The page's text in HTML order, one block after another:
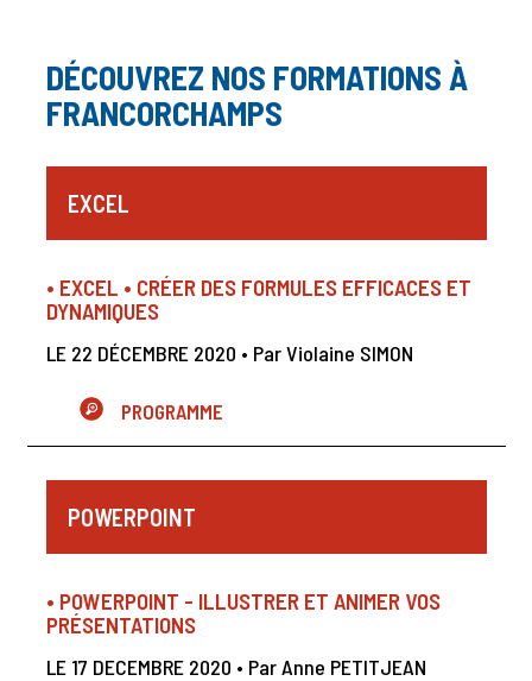
DÉCOUVREZ NOS FORMATIONS À
FRANCORCHAMPS
EXCEL
• EXCEL • CRÉER DES FORMULES EFFICACES ET
DYNAMIQUES
LE 22 DÉCEMBRE 2020 • Par Violaine SIMON
PROGRAMME
POWERPOINT
• POWERPOINT - ILLUSTRER ET ANIMER VOS
PRÉSENTATIONS
LE 17 DECEMBRE 2020 • Par Anne PETITJEAN